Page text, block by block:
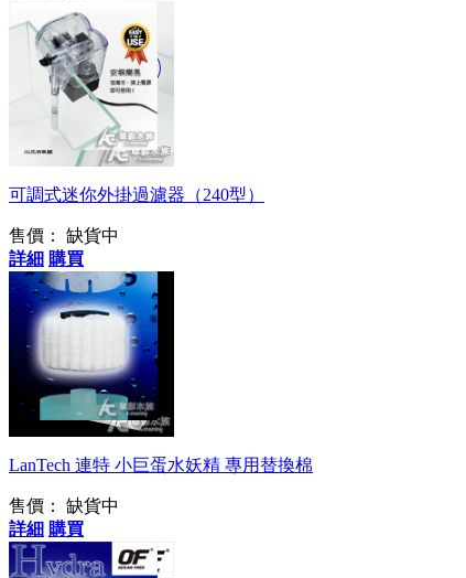
自由調整出水量
可調式迷你外掛過濾器（240型）
售價：
缺貨中
詳細 購買
容易自行拆裝組合
LanTech 連特 小巨蛋水妖精 專用替換棉
售價：
缺貨中
詳細 購買